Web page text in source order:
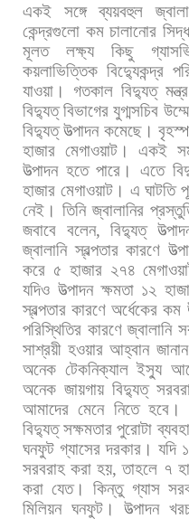
একই
সঙ্গে ব্যয়বহুল
কেন্দ্রগুলো কম চালানোর
মূলত
লক্ষ্য কিছু
কয়লাভিত্তিক বিদ্যুেকন্দ্র
যাওয়া। গতকাল বিদ্যুত্
বিদ্যুত্ বিভাগের যুগ্মসচিব উম্মে
বিদ্যুত্ উত্পাদন কমেছে।
হাজার মেগাওয়াট। একই
উত্পাদন হতে পারে। এতে
হাজার মেগাওয়াট। এ ঘাটতি
নেই। তিনি জ্বালানির
জবাবে বলেন,বিদ্যুত্
জ্বালানি স্বল্পতার কারণে
করে ৫ হাজার ২৭৪
যদিও উত্পাদন ক্ষমতা ১২
স্বল্পতার কারণে অর্ধেকের কম
পরিস্থিতির কারণে জ্বালানি
সাশ্রয়ী হওয়ার আহ্বান
অনেক টেকনিক্যাল ইস্যু
অনেক জায়গায় বিদ্যুত্
আমাদের মেনে নিতে হবে।
বিদ্যুত্ সক্ষমতার পুরোটা
ঘনফুট গ্যাসের দরকার। যদি ১
সরবরাহ করা হয়,তাহলে ৭
করা যেত। কিন্তু গ্যাস
মিলিয়ন ঘনফুট। উত্পাদন